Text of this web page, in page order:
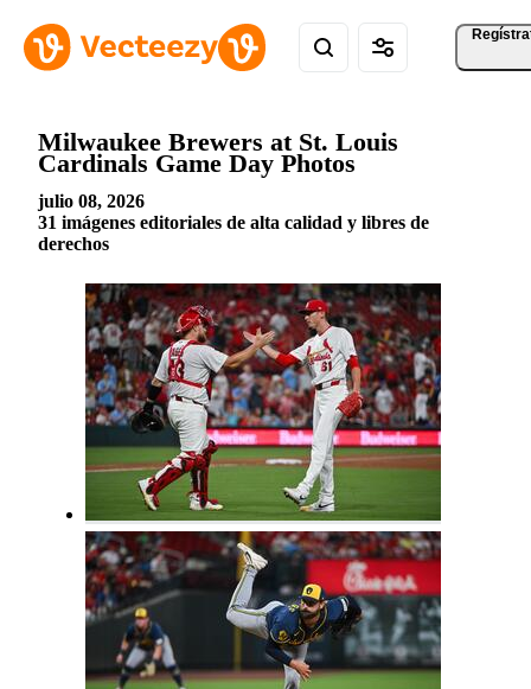
Milwaukee Brewers at St. Louis
Cardinals Game Day Photos
julio 08, 2026
31 imágenes editoriales de alta calidad y libres de
derechos